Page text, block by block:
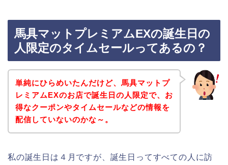
馬具マットプレミアムEXの誕生日の
人限定のタイムセールってあるの？
単純にひらめいたんだけど、馬具マットプ
レミアムEXのお店で誕生日の人限定で、お
得なクーポンやタイムセールなどの情報を
配信していないのかな～。
私の誕生日は４月ですが、誕生日ってすべての人に訪